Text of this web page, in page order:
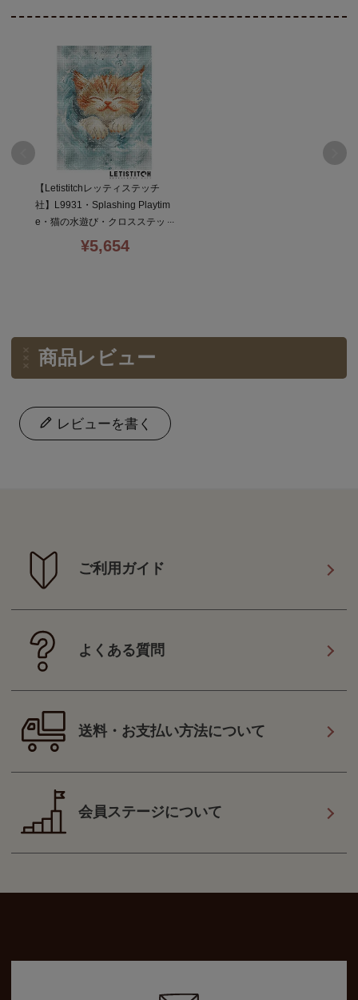
【Letistitchレッティステッチ
社】L9931・Splashing Playtim
e・猫の水遊び・クロスステッ
チキット・16CT・18×24・全面
¥5,654
商品レビュー
レビューを書く
ご利用ガイド
よくある質問
送料・お支払い方法について
会員ステージについて